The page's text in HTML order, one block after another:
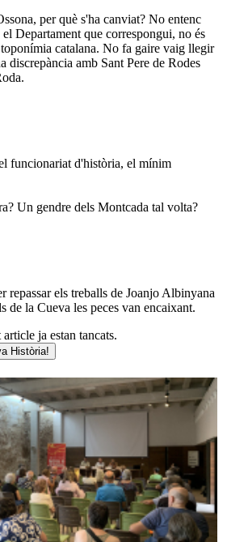
per què s'ha canviat? No entenc
Departament que correspongui, no és
catalana. No fa gaire vaig llegir
discrepància amb Sant Pere de Rodes
funcionariat d'història, el mínim
Un gendre dels Montcada tal volta?
repassar els treballs de Joanjo Albinyana
de la Cueva les peces van encaixant.
ja estan tancats.
Història!